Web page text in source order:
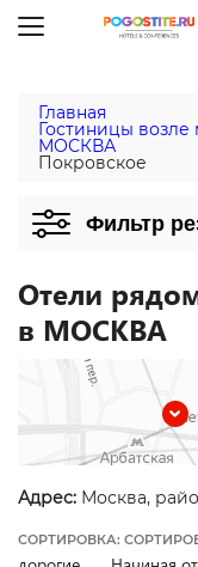
Главная
Гостиницы возле
МОСКВА
Покровское
Фильтр
Отели
в МОСКВА
Адрес: Москва,
СОРТИРОВКА: